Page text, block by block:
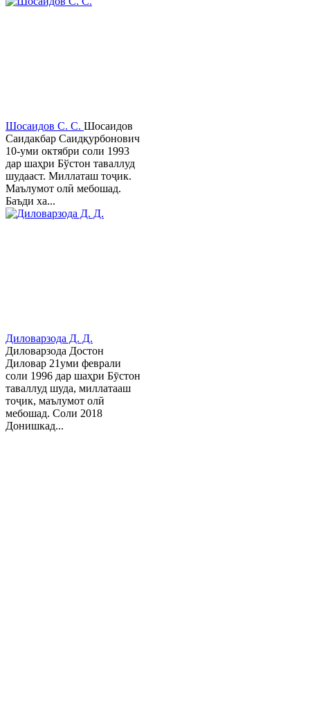
Шосаидов С. С. Шосаидов
Саидакбар Саидқурбонович
10-уми октябри соли 1993
дар шаҳри Бўстон таваллуд
шудааст. Миллаташ тоҷик.
Маълумот олӣ мебошад.
Баъди ха...
Диловарзода Д. Д.
Диловарзода Достон
Диловар 21уми феврали
соли 1996 дар шаҳри Бӯстон
таваллуд шуда, миллатааш
тоҷик, маълумот олӣ
мебошад. Соли 2018
Донишкад...